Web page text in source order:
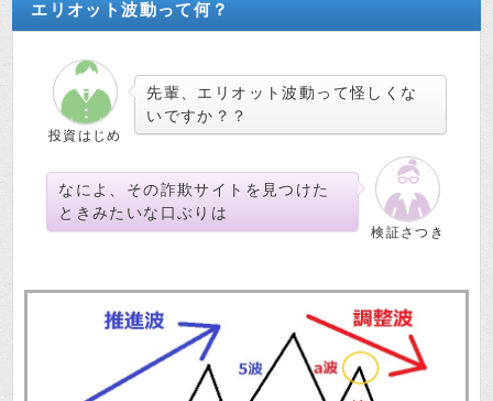
エリオット波動って何？
投資はじめ
先輩、エリオット波動って怪しくな
いですか？？
検証さつき
なによ、その詐欺サイトを見つけた
ときみたいな口ぶりは